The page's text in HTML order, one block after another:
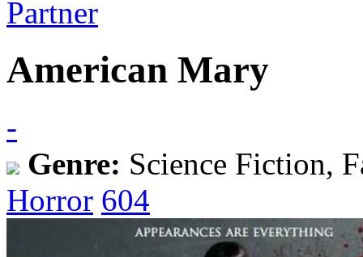
American Mary
-
Genre: Science Fiction,
Horror 604